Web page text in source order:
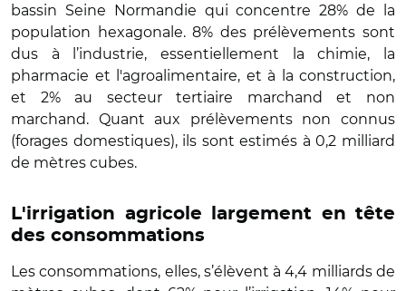
bassin Seine Normandie qui concentre 28% de la
population hexagonale. 8% des prélèvements sont
dus à l’industrie, essentiellement la chimie, la
pharmacie et l'agroalimentaire, et à la construction,
et 2% au secteur tertiaire marchand et non
marchand. Quant aux prélèvements non connus
(forages domestiques), ils sont estimés à 0,2 milliard
de mètres cubes.
L'irrigation agricole largement en tête
des consommations
Les consommations, elles, s’élèvent à 4,4 milliards de